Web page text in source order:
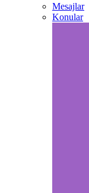
Mesajlar
Konular